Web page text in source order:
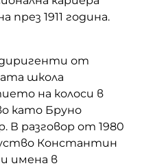
през 1911 година.
от
школа
на колоси в
като Бруно
разговор от 1980
Константин
имена в